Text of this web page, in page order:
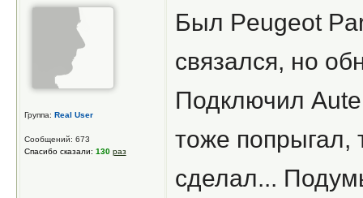
Группа: Real User
Сообщений: 673
Спасибо сказали: 130 раз
Был Peugeot
связался, но
Подключил
тоже попрыгал,
сделал...